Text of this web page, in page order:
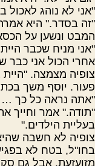
"אני לא נוהג לאכול
"זה בסדר." היא
המבט ונשען על
"אני מניח שכבר
אחרי הכול אני
צופיה מצמצה.
פעור. יוסף משך
"אתה נראה כל כך …
"תודה." אמר וחייך
בעליית הילדים."
צופיה לא חשבה
בחו"ל, בטח לא
מזועזעת, אבל גם